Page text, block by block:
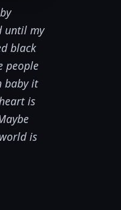
until my
black
people
baby it
is
is